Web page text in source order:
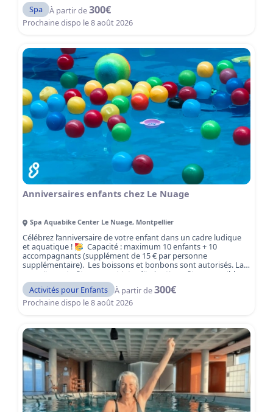
Spa
À partir de300€
Prochaine dispo le8 août 2026
Anniversaires enfants chez Le Nuage
Spa Aquabike Center Le Nuage, Montpellier
Célébrez l’anniversaire de votre enfant dans un cadre ludique
et aquatique !
Capacité : maximum 10 enfants + 10
accompagnants (supplément de 15 € par personne
supplémentaire). Les boissons et bonbons sont autorisés. La
nourriture et gâteaux sont interdits (option gâteau possible
sur demande). Une expérience amusante et sécurisée,
encadrée par notre équipe, pour des souvenirs inoubliables !
Activités pour Enfants À partir de300€
Prochaine dispo le8 août 2026